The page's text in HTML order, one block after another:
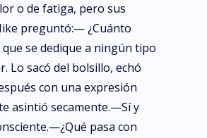
o de fatiga, pero sus
preguntó:— ¿Cuánto
se dedique a ningún tipo
Lo sacó del bolsillo, echó
con una expresión
asintió secamente.—Sí y
pasa con